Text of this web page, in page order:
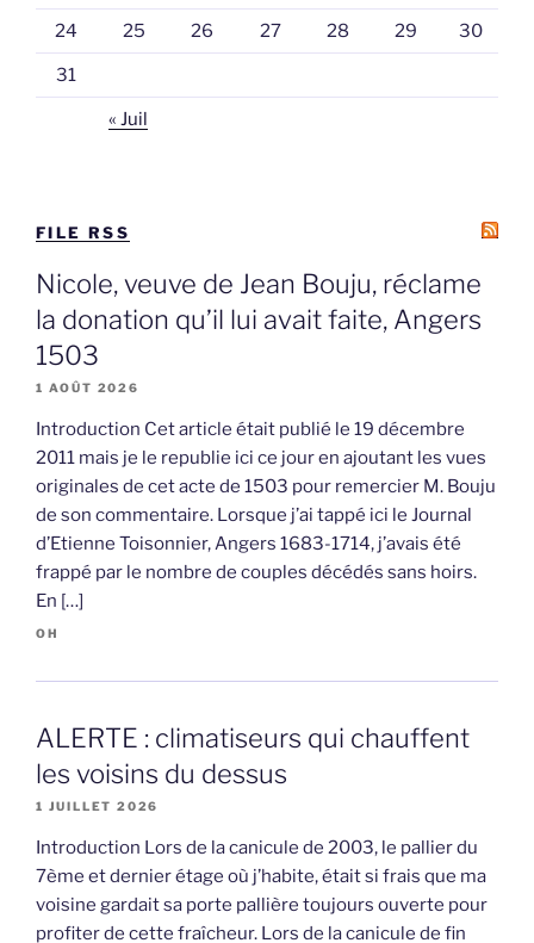
24 25 26 27 28 29 30
31
« Juil
FILE RSS
Nicole, veuve de Jean Bouju, réclame
la donation qu’il lui avait faite, Angers
1503
1 AOÛT 2026
Introduction Cet article était publié le 19 décembre
2011 mais je le republie ici ce jour en ajoutant les vues
originales de cet acte de 1503 pour remercier M. Bouju
de son commentaire. Lorsque j’ai tappé ici le Journal
d’Etienne Toisonnier, Angers 1683-1714, j’avais été
frappé par le nombre de couples décédés sans hoirs.
En […]
OH
ALERTE : climatiseurs qui chauffent
les voisins du dessus
1 JUILLET 2026
Introduction Lors de la canicule de 2003, le pallier du
7ème et dernier étage où j’habite, était si frais que ma
voisine gardait sa porte pallière toujours ouverte pour
profiter de cette fraîcheur. Lors de la canicule de fin